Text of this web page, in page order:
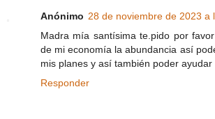
Anónimo 28 de noviembre de 2023 a
Madra mía santísima te.pido por
de mi economía la abundancia así
mis planes y así también poder
Responder